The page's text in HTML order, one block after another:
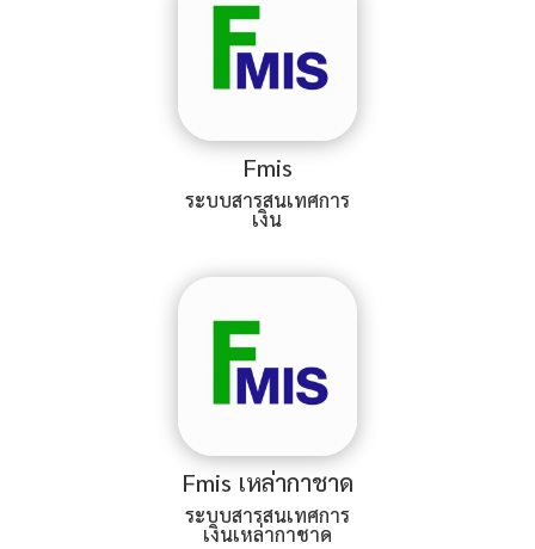
Fmis
ระบบสารสนเทศการ
เงิน
Fmis เหล่ากาชาด
ระบบสารสนเทศการ
เงินเหล่ากาชาด